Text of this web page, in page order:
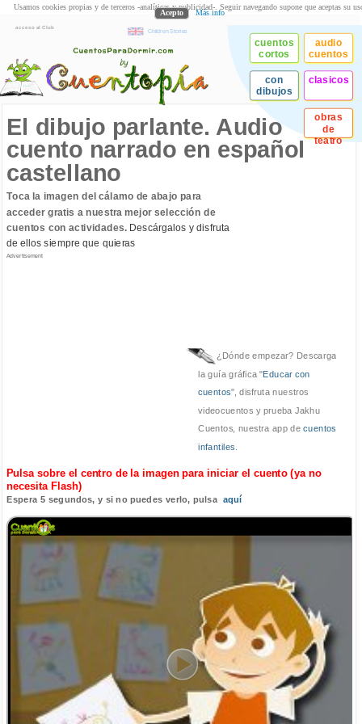
acceso al Club
Children Stories
cuentos
cortos
audio
cuentos
con
dibujos
clasicos
obras
de
teatro
El dibujo parlante. Audio
cuento narrado en español
castellano
Toca la imagen del cálamo de abajo para
acceder gratis a nuestra mejor selección de
cuentos con actividades.Descárgalos y disfruta
de ellos siempre que quieras
Advertisement
¿Dónde empezar? Descarga
la guía gráfica "Educar con
cuentos", disfruta nuestros
videocuentos y prueba Jakhu
Cuentos, nuestra app decuentos
infantiles.
Pulsa sobre el centro de la imagen para iniciar el cuento (ya no
necesita Flash)
Espera 5 segundos, y si no puedes verlo, pulsa aquí
Usamos cookies propias y de terceros -analíticas y publicidad-. Seguir navegando supone que aceptas su
Acepto Más info